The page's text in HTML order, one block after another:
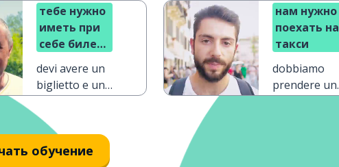
тебе нужно
иметь при
себе билет
devi avere un
biglietto e un
нам нужно
поехать на
такси
dobbiamo
prendere un
обучение